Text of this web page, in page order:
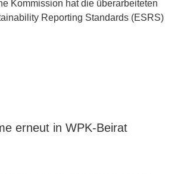
Kommission hat die überarbeiteten
Reporting Standards (ESRS)
erneut in WPK-Beirat